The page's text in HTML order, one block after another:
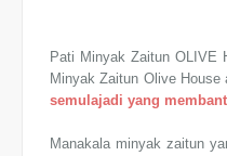
Pati Minyak Zaitun OLIVE
Minyak Zaitun Olive House
semulajadi yang
Manakala minyak zaitun